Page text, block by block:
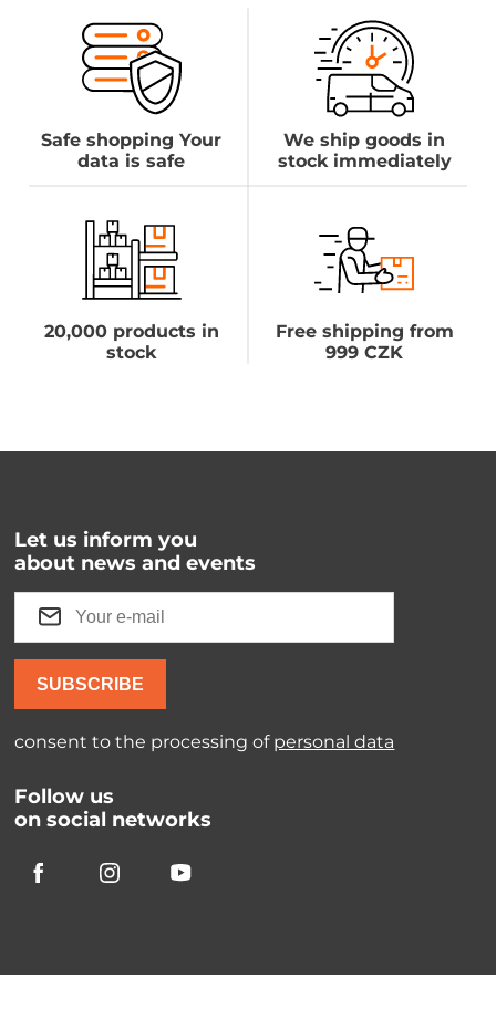
Safe shopping Your
data is safe
We ship goods in
stock immediately
20,000 products in
stock
Free shipping from
999 CZK
Let us inform you
about news and events
SUBSCRIBE
consent to the processing of personal data
Follow us
on social networks